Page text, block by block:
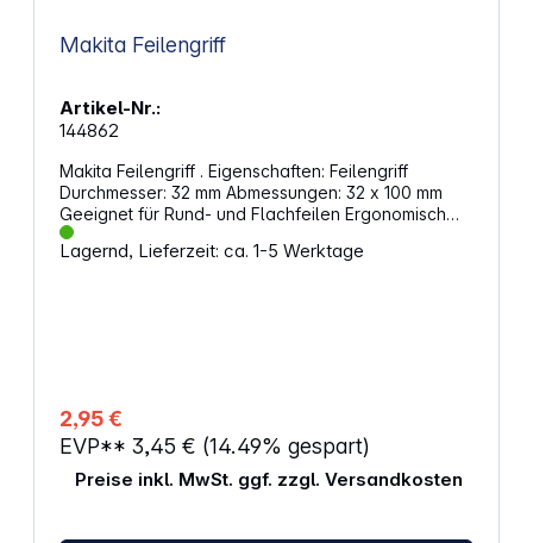
Makita Feilengriff
Artikel-Nr.:
144862
Makita Feilengriff . Eigenschaften: Feilengriff
Durchmesser: 32 mm Abmessungen: 32 x 100 mm
Geeignet für Rund- und Flachfeilen Ergonomisch
Lagernd, Lieferzeit: ca. 1-5 Werktage
2,95 €
EVP** 3,45 € (14.49% gespart)
Preise inkl. MwSt. ggf. zzgl. Versandkosten